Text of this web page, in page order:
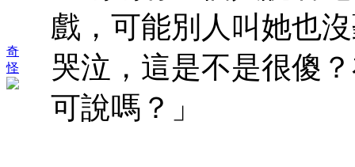
奇
怪
戲，可能別人叫她也
哭泣，這是不是很傻
可說嗎？」